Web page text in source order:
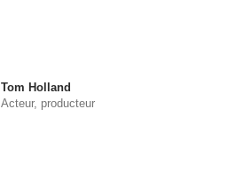
Tom Holland
Acteur, producteur